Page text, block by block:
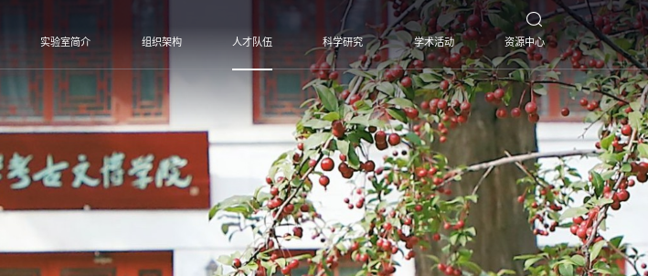
实验室简介 组织架构 人才队伍 科学研究 学术活动 资源中心